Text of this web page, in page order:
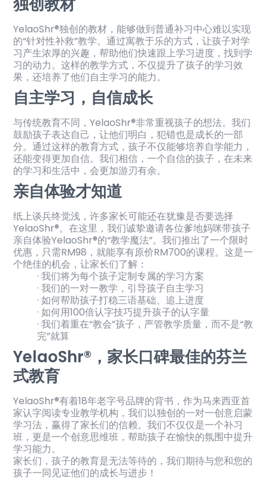
独创教材
YelaoShr®独创的教材，能够做到普通补习中心难以实现
的“针对性补救”教学。通过寓教于乐的方式，让孩子对学
习产生浓厚的兴趣，帮助他们快速跟上学习进度，找到学
习的动力。这样的教学方式，不仅提升了孩子的学习效
果，还培养了他们自主学习的能力。
自主学习，自信成长
与传统教育不同，YelaoShr®非常重视孩子的想法。我们
鼓励孩子表达自己，让他们明白，犯错也是成长的一部
分。通过这样的教育方式，孩子不仅能够培养自学能力，
还能变得更加自信。我们相信，一个自信的孩子，在未来
的学习和生活中，会更加游刃有余。
亲自体验才知道
纸上谈兵终觉浅，许多家长可能还在犹豫是否要选择
YelaoShr®。在这里，我们诚挚邀请各位爹地妈咪带孩子
亲自体验YelaoShr®的“教学魔法”。我们推出了一个限时
优惠，只需RM98，就能享有原价RM700的课程。这是一
个绝佳的机会，让家长们了解：
· 我们将为每个孩子定制专属的学习方案
· 我们的一对一教学，引导孩子自主学习
· 如何帮助孩子打稳三语基础、追上进度
· 如何用100倍认字技巧提升孩子的认字量
· 我们着重在“教会”孩子，严管教学质量，而不是“教
完”就算
YelaoShr®，家长口碑最佳的芬兰
式教育
YelaoShr®有着18年老字号品牌的背书，作为马来西亚首
家认字阅读专业教学机构，我们以独创的一对一创意启蒙
学习法，赢得了家长们的信赖。我们不仅仅是一个补习
班，更是一个创意思维班，帮助孩子在愉快的氛围中提升
学习能力。
家长们，孩子的教育是无法等待的，我们期待与您和您的
孩子一同见证他们的成长与进步！